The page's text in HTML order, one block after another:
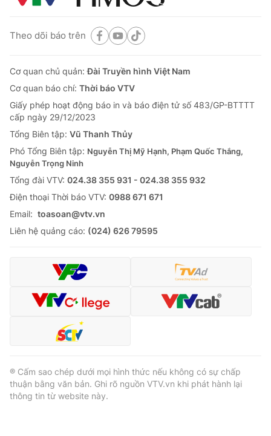
Theo dõi báo trên
Cơ quan chủ quản:Đài Truyền hình Việt Nam
Cơ quan báo chí: Thời báo VTV
Giấy phép hoạt động báo in và báo điện tử số 483/GP-BTTTT
cấp ngày 29/12/2023
Tổng Biên tập: Vũ Thanh Thủy
Phó Tổng Biên tập: Nguyễn Thị Mỹ Hạnh, Phạm Quốc Thắng,
Nguyễn Trọng Ninh
Tổng đài VTV: 024.38 355 931 - 024.38 355 932
Ðiện thoại Thời báo VTV: 0988 671 671
Email: toasoan@vtv.vn
Liên hệ quảng cáo: (024) 626 79595
® Cấm sao chép dưới mọi hình thức nếu không có sự chấp
thuận bằng văn bản. Ghi rõ nguồn VTV.vn khi phát hành lại
thông tin từ website này.